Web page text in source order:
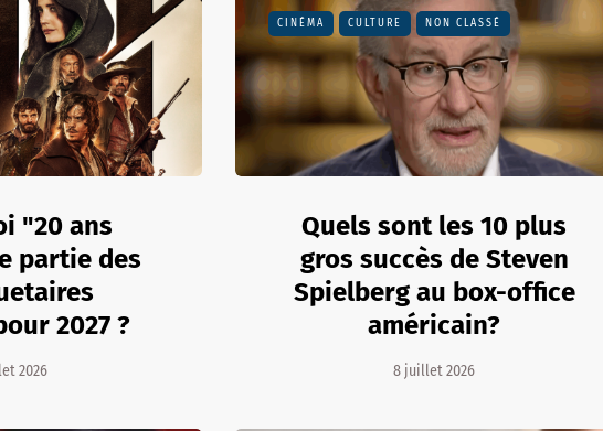
"20 ans
partie des
2027 ?
2026
CINÉMA CULTURE NON CLASSÉ
Quels sont les 10 plus
gros succès de Steven
Spielberg au box-office
américain?
8 juillet 2026